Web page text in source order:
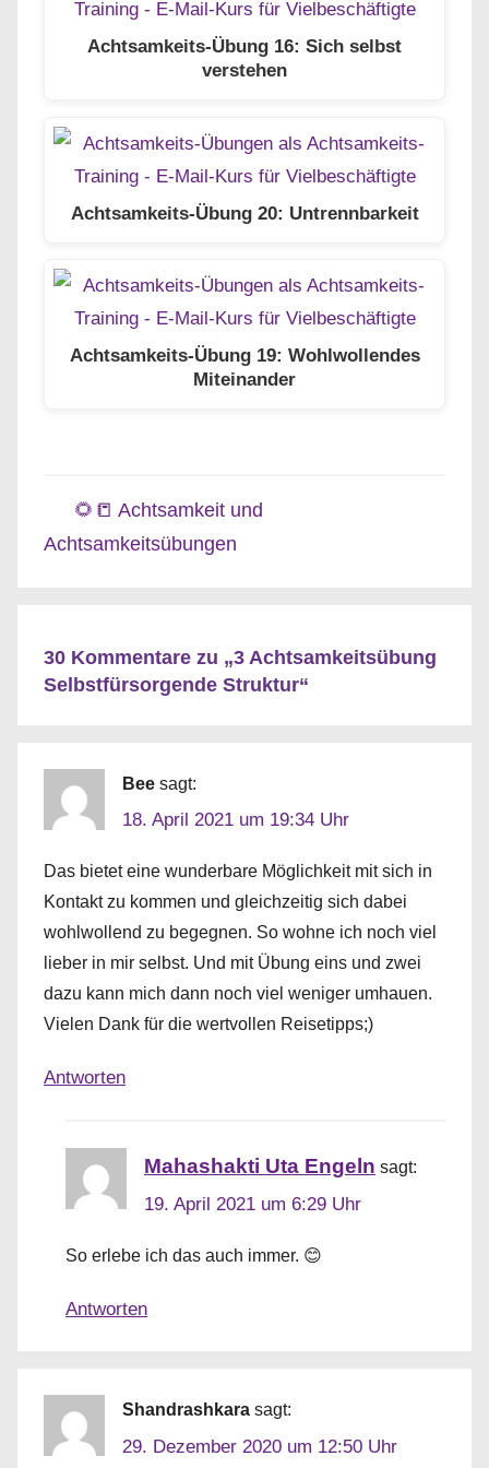
Achtsamkeits-Übung 16: Sich selbst
verstehen
Achtsamkeits-Übung 20: Untrennbarkeit
Achtsamkeits-Übung 19: Wohlwollendes
Miteinander
🌻📒 Achtsamkeit und
Achtsamkeitsübungen
i
a
n
👋
,
3
M
t
30 Kommentare zu „3 Achtsamkeitsübung
Selbstfürsorgende Struktur“
Bee sagt:
18. April 2021 um 19:34 Uhr
Das bietet eine wunderbare Möglichkeit mit sich in
Kontakt zu kommen und gleichzeitig sich dabei
wohlwollend zu begegnen. So wohne ich noch viel
lieber in mir selbst. Und mit Übung eins und zwei
dazu kann mich dann noch viel weniger umhauen.
Vielen Dank für die wertvollen Reisetipps;)
Antworten
Mahashakti Uta Engeln sagt:
19. April 2021 um 6:29 Uhr
So erlebe ich das auch immer. 😊
Antworten
Shandrashkara sagt:
29. Dezember 2020 um 12:50 Uhr